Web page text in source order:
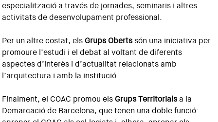
especialització a través de jornades, seminaris i altres
activitats de desenvolupament professional.
Per un altre costat, els Grups Obertssón una iniciativa per
promoure l’estudi i el debat al voltant de diferents
aspectes d’interès i d’actualitat relacionats amb
l’arquitectura i amb la institució.
Finalment, el COAC promou els Grups Territorialsa la
Demarcació de Barcelona, que tenen una doble funció: